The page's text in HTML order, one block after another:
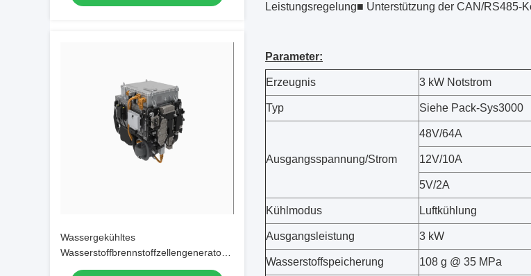
Wassergekühltes
Wasserstoffbrennstoffzellengeneratorsystem
mit 50 kW Nullverschmutzung für
Leistungsregelung■ Unterstützung der CAN/RS485-
Parameter:
Erzeugnis 3 kW Notstrom
Typ Siehe Pack-Sys3000
Ausgangsspannung/Strom
48V/64A
12V/10A
5V/2A
Kühlmodus Luftkühlung
Ausgangsleistung 3 kW
Wasserstoffspeicherung 108 g @ 35 MPa